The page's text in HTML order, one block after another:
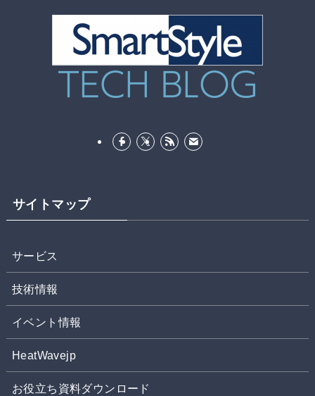
サイトマップ
サービス
技術情報
イベント情報
HeatWavejp
お役立ち資料ダウンロード